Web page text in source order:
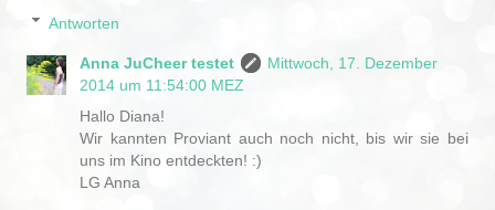
Antworten
Anna JuCheer testet
Mittwoch, 17. Dezember
2014 um 11:54:00 MEZ
Hallo Diana!
Wir kannten Proviant auch noch nicht, bis wir sie bei
uns im Kino entdeckten! :)
LG Anna